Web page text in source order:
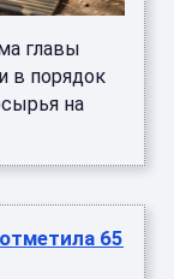
главы
в порядок
на
65